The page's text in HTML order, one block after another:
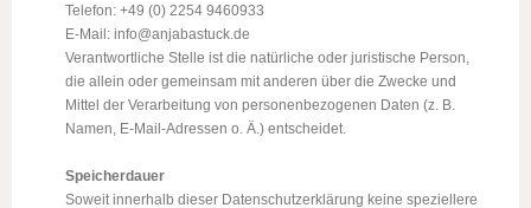
Telefon: +49 (0) 2254 9460933
E-Mail: info@anjabastuck.de
Verantwortliche Stelle ist die natürliche oder juristische Person,
die allein oder gemeinsam mit anderen über die Zwecke und
Mittel der Verarbeitung von personenbezogenen Daten (z. B.
Namen, E-Mail-Adressen o. Ä.) entscheidet.
Speicherdauer
Soweit innerhalb dieser Datenschutzerklärung keine speziellere